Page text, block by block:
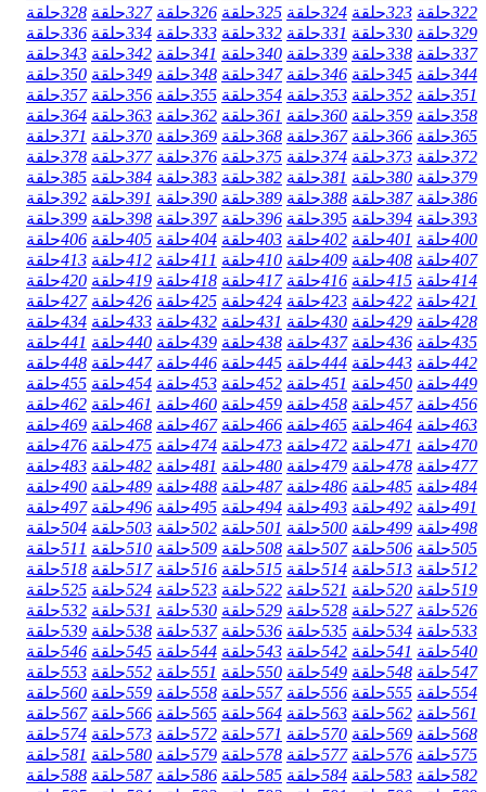
322حلقة 323حلقة 324حلقة 325حلقة 326حلقة 327حلقة 328حلقة
329حلقة 330حلقة 331حلقة 332حلقة 333حلقة 334حلقة 336حلقة
337حلقة 338حلقة 339حلقة 340حلقة 341حلقة 342حلقة 343حلقة
344حلقة 345حلقة 346حلقة 347حلقة 348حلقة 349حلقة 350حلقة
351حلقة 352حلقة 353حلقة 354حلقة 355حلقة 356حلقة 357حلقة
358حلقة 359حلقة 360حلقة 361حلقة 362حلقة 363حلقة 364حلقة
365حلقة 366حلقة 367حلقة 368حلقة 369حلقة 370حلقة 371حلقة
372حلقة 373حلقة 374حلقة 375حلقة 376حلقة 377حلقة 378حلقة
379حلقة 380حلقة 381حلقة 382حلقة 383حلقة 384حلقة 385حلقة
386حلقة 387حلقة 388حلقة 389حلقة 390حلقة 391حلقة 392حلقة
393حلقة 394حلقة 395حلقة 396حلقة 397حلقة 398حلقة 399حلقة
400حلقة 401حلقة 402حلقة 403حلقة 404حلقة 405حلقة 406حلقة
407حلقة 408حلقة 409حلقة 410حلقة 411حلقة 412حلقة 413حلقة
414حلقة 415حلقة 416حلقة 417حلقة 418حلقة 419حلقة 420حلقة
421حلقة 422حلقة 423حلقة 424حلقة 425حلقة 426حلقة 427حلقة
428حلقة 429حلقة 430حلقة 431حلقة 432حلقة 433حلقة 434حلقة
435حلقة 436حلقة 437حلقة 438حلقة 439حلقة 440حلقة 441حلقة
442حلقة 443حلقة 444حلقة 445حلقة 446حلقة 447حلقة 448حلقة
449حلقة 450حلقة 451حلقة 452حلقة 453حلقة 454حلقة 455حلقة
456حلقة 457حلقة 458حلقة 459حلقة 460حلقة 461حلقة 462حلقة
463حلقة 464حلقة 465حلقة 466حلقة 467حلقة 468حلقة 469حلقة
470حلقة 471حلقة 472حلقة 473حلقة 474حلقة 475حلقة 476حلقة
477حلقة 478حلقة 479حلقة 480حلقة 481حلقة 482حلقة 483حلقة
484حلقة 485حلقة 486حلقة 487حلقة 488حلقة 489حلقة 490حلقة
491حلقة 492حلقة 493حلقة 494حلقة 495حلقة 496حلقة 497حلقة
498حلقة 499حلقة 500حلقة 501حلقة 502حلقة 503حلقة 504حلقة
505حلقة 506حلقة 507حلقة 508حلقة 509حلقة 510حلقة 511حلقة
512حلقة 513حلقة 514حلقة 515حلقة 516حلقة 517حلقة 518حلقة
519حلقة 520حلقة 521حلقة 522حلقة 523حلقة 524حلقة 525حلقة
526حلقة 527حلقة 528حلقة 529حلقة 530حلقة 531حلقة 532حلقة
533حلقة 534حلقة 535حلقة 536حلقة 537حلقة 538حلقة 539حلقة
540حلقة 541حلقة 542حلقة 543حلقة 544حلقة 545حلقة 546حلقة
547حلقة 548حلقة 549حلقة 550حلقة 551حلقة 552حلقة 553حلقة
554حلقة 555حلقة 556حلقة 557حلقة 558حلقة 559حلقة 560حلقة
561حلقة 562حلقة 563حلقة 564حلقة 565حلقة 566حلقة 567حلقة
568حلقة 569حلقة 570حلقة 571حلقة 572حلقة 573حلقة 574حلقة
575حلقة 576حلقة 577حلقة 578حلقة 579حلقة 580حلقة 581حلقة
582حلقة 583حلقة 584حلقة 585حلقة 586حلقة 587حلقة 588حلقة